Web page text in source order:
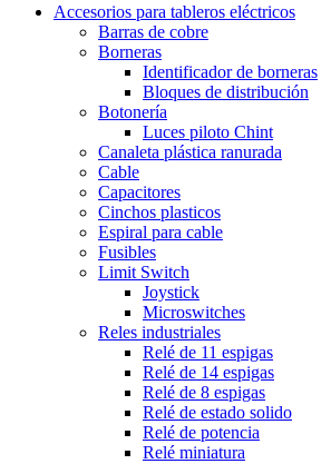
Accesorios para tableros eléctricos
Barras de cobre
Borneras
Identificador de borneras
Bloques de distribución
Botonería
Luces piloto Chint
Canaleta plástica ranurada
Cable
Capacitores
Cinchos plasticos
Espiral para cable
Fusibles
Limit Switch
Joystick
Microswitches
Reles industriales
Relé de 11 espigas
Relé de 14 espigas
Relé de 8 espigas
Relé de estado solido
Relé de potencia
Relé miniatura